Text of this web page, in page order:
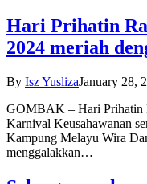
Hari Prihatin
2024 meriah
By Isz YuslizaJanuary 28,
GOMBAK – Hari Prihatin
Karnival Keusahawanan
Kampung Melayu Wira
menggalakkan…